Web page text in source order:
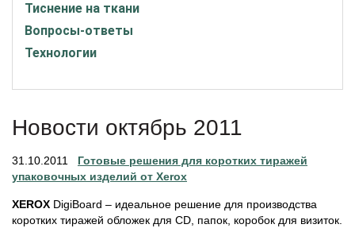
Тиснение на ткани
Вопросы-ответы
Технологии
Новости октябрь 2011
31.10.2011 Готовые решения для коротких тиражей
упаковочных изделий от Xerox
XEROX DigiBoard – идеальное решение для производства
коротких тиражей обложек для CD, папок, коробок для визиток.